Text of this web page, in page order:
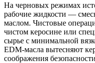
На черновых режимах
рабочие жидкости —
маслом. Чистовые
чистом керосине или
сырье с минимальной
EDM-масла вытесняют
соображения